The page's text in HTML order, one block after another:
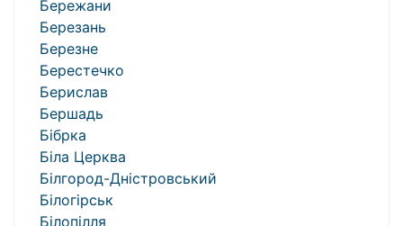
Бережани
Березань
Березне
Берестечко
Берислав
Бершадь
Бібрка
Біла Церква
Білгород-Дністровський
Білогірськ
Білопілля